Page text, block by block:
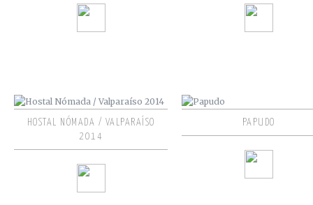
HOSTAL NÓMADA / VALPARAÍSO
2014
PAPUDO